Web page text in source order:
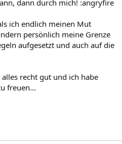
dann durch mich! :angryfire
ich endlich meinen Mut
persönlich meine Grenze
aufgesetzt und auch auf die
recht gut und ich habe
freuen...